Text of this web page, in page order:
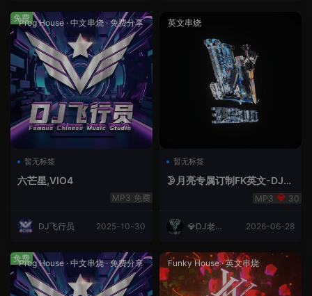
Prog House · 中文串烧·免费分享
暂无标签
六芒星,VIO4
免费
DJ飞行员 2025-10-30
免费 英文串烧
暂无标签
🌛月亮专属订制FK英文-DJ老
30
💎DJ老王
2026-06-28
Prog House · 中文串烧·免费分享
免费 Funky House·英文串烧